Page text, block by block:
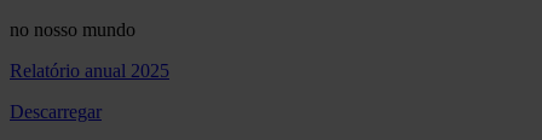
no nosso mundo
Relatório anual 2025
Descarregar